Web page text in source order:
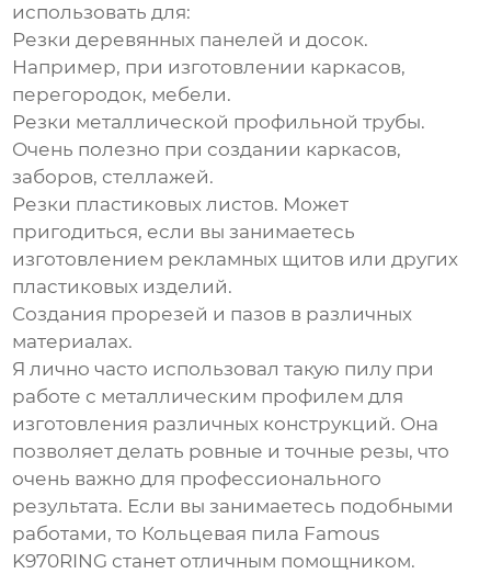
использовать для:
Резки деревянных панелей и досок.
Например, при изготовлении каркасов,
перегородок, мебели.
Резки металлической профильной трубы.
Очень полезно при создании каркасов,
заборов, стеллажей.
Резки пластиковых листов. Может
пригодиться, если вы занимаетесь
изготовлением рекламных щитов или других
пластиковых изделий.
Создания прорезей и пазов в различных
материалах.
Я лично часто использовал такую пилу при
работе с металлическим профилем для
изготовления различных конструкций. Она
позволяет делать ровные и точные резы, что
очень важно для профессионального
результата. Если вы занимаетесь подобными
работами, то Кольцевая пила Famous
K970RING станет отличным помощником.